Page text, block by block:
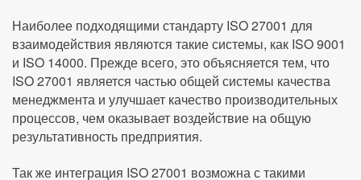
Наиболее подходящими стандарту ISO 27001 для
взаимодействия являются такие системы, как ISO 9001
и ISO 14000. Прежде всего, это объясняется тем, что
ISO 27001 является частью общей системы качества
менеджмента и улучшает качество производительных
процессов, чем оказывает воздействие на общую
результативность предприятия.
Так же интеграция ISO 27001 возможна с такими